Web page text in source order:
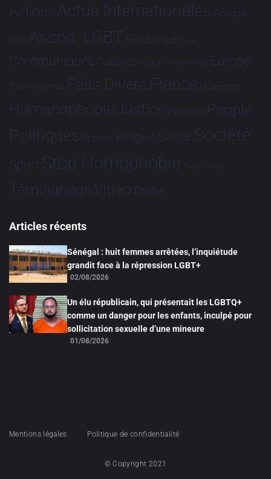
Actions Actus Internationales Afrique
Asie Assos. LGBT Bioéthique Brève
Communiqués Culture Dialogues France-Brésil Europe
Evénements Faits Divers France Hommage
HumanophobieJustice Partenariat People
Politiques Projets Religion Santé Société
Sport Stop Homophobie Tech Tribune
TémoignageVidéo Études
Articles récents
Sénégal : huit femmes arrêtées, l’inquiétude
grandit face à la répression LGBT+
02/08/2026
Un élu républicain, qui présentait les LGBTQ+
comme un danger pour les enfants, inculpé pour
sollicitation sexuelle d’une mineure
01/08/2026
Mentions légales Politique de confidentialité
© Copyright 2021